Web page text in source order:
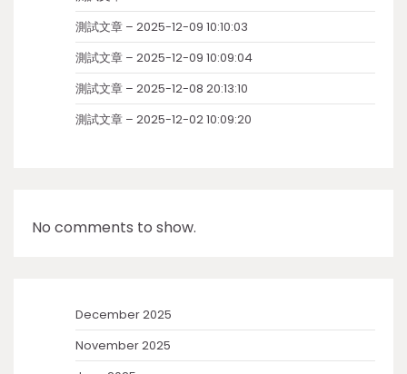
測試文章 – 2025-12-09 10:10:03
測試文章 – 2025-12-09 10:09:04
測試文章 – 2025-12-08 20:13:10
測試文章 – 2025-12-02 10:09:20
No comments to show.
December 2025
November 2025